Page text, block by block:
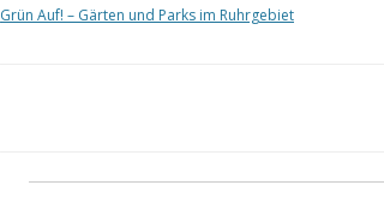
Grün Auf! – Gärten und Parks im Ruhrgebiet